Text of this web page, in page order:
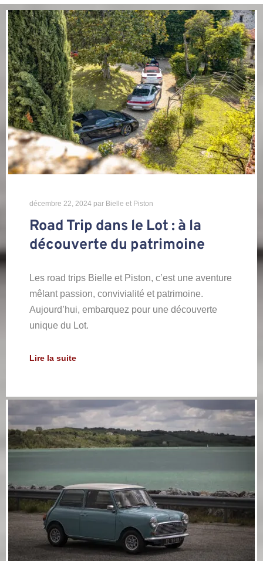
décembre 22, 2024 par Bielle et Piston
Road Trip dans le Lot : à la
découverte du patrimoine
Les road trips Bielle et Piston, c’est une aventure
mêlant passion, convivialité et patrimoine.
Aujourd’hui, embarquez pour une découverte
unique du Lot.
Lire la suite